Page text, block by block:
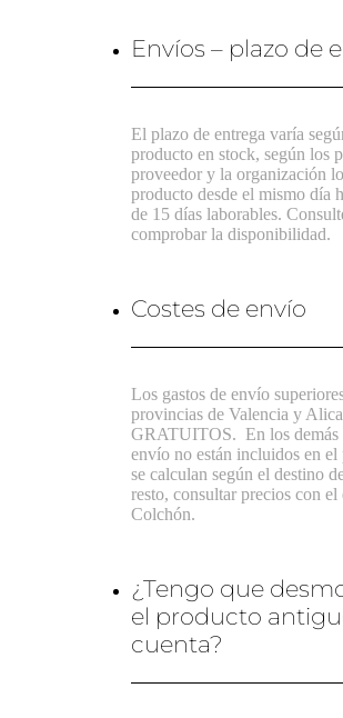
Envíos – plazo de
El plazo de entrega varía
producto en stock, según los
proveedor y la organización
producto desde el mismo día
de 15 días laborables.
comprobar la disponibilidad.
Costes de envío
Los gastos de envío
provincias de Valencia y
GRATUITOS.En los demás
envío no están incluidos en
se calculan según el destino
resto, consultar precios con
Colchón.
¿Tengo que
el producto
cuenta?